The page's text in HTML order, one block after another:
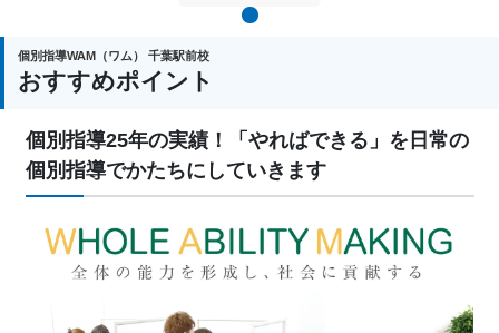
1
個別指導WAM（ワム） 千葉駅前校
おすすめポイント
個別指導25年の実績！「やればできる」を日常の
個別指導でかたちにしていきます